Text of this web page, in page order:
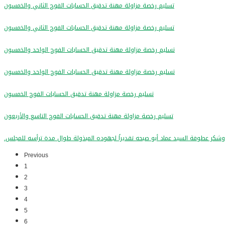
تسليم رخصة مزاولة مهنة تدقيق الحسابات الفوج الثاني والخمسون
تسليم رخصة مزاولة مهنة تدقيق الحسابات الفوج الثاني والخمسون
تسليم رخصة مزاولة مهنة تدقيق الحسابات الفوج الواحد والخمسون
تسليم رخصة مزاولة مهنة تدقيق الحسابات الفوج الواحد والخمسون
تسليم رخصة مزاولة مهنة تدقيق الحسابات الفوج الخمسون
تسليم رخصة مزاولة مهنة تدقيق الحسابات الفوج التاسع والأربعون
وشكر عطوفة السيد عماد أبو صبحه تقديراً لجهوده المبذولة طوال مدة ترأسه للمجلس
Previous
1
2
3
4
5
6